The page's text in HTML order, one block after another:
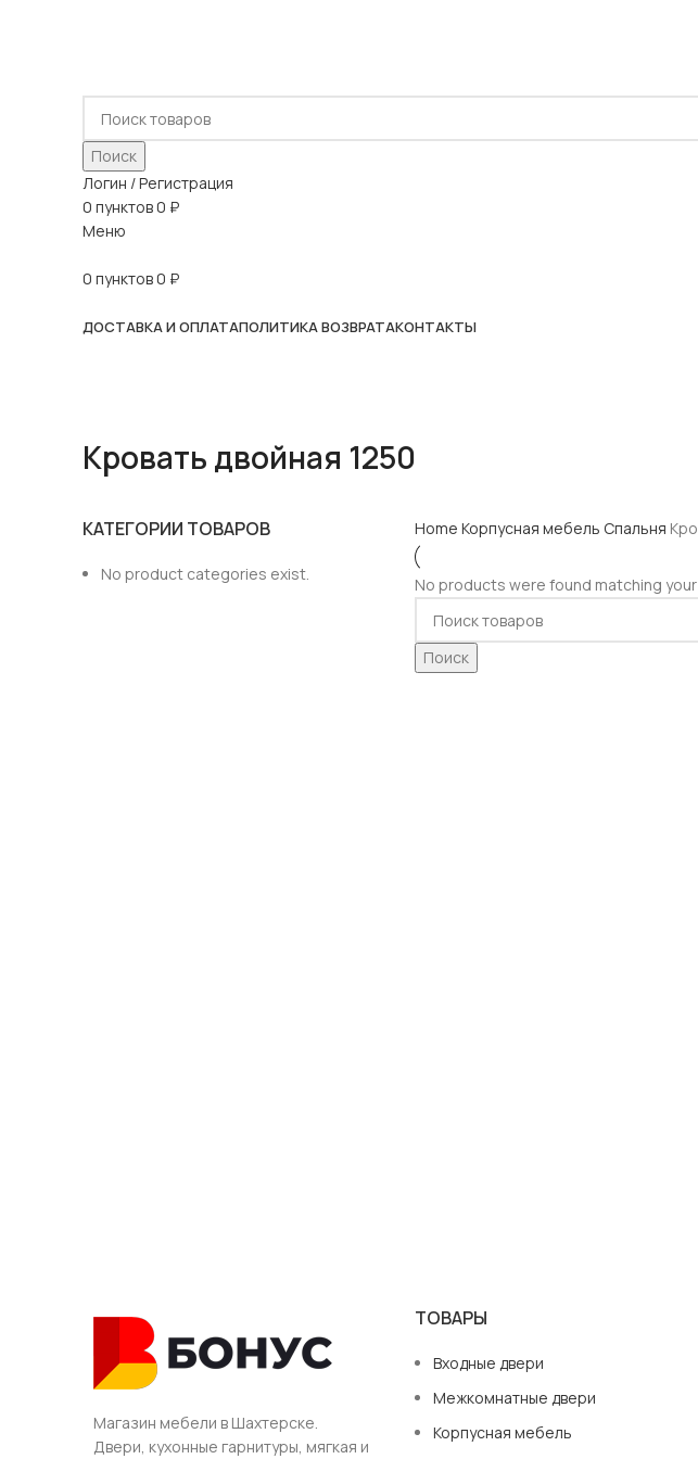
Поиск
Логин / Регистрация
0 пунктов0 ₽
Меню
0 пунктов0 ₽
ДОСТАВКА И ОПЛАТАПОЛИТИКА ВОЗВРАТАКОНТАКТЫ
Кровать двойная 1250
КАТЕГОРИИ ТОВАРОВ
No product categories exist.
Home Корпусная мебель Спальня
No products were found matching
Поиск
Магазин мебели в Шахтерске.
Двери, кухонные гарнитуры, мягкая и
ТОВАРЫ
Входные двери
Межкомнатные двери
Корпусная мебель